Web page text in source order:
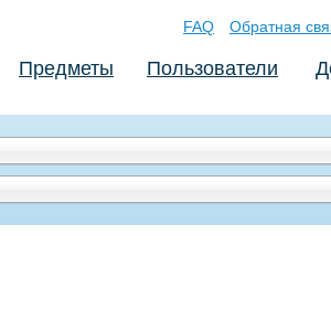
FAQ Обратная
Предметы Пользователи